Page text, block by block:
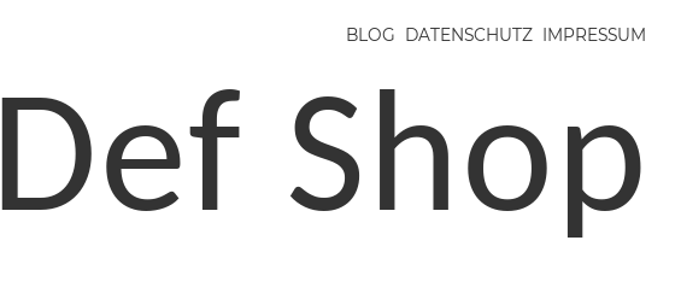
BLOG DATENSCHUTZ IMPRESSUM
Def Shop